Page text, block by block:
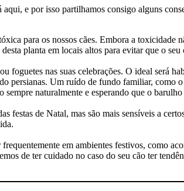
e por isso partilhamos consigo alguns
para os nossos cães. Embora a
planta em locais altos para evitar que o seu
foguetes nas suas celebrações. O ideal será
persianas. Um ruído de fundo familiar, como
naturalmente e esperando que o barulho
festas de Natal, mas são mais sensíveis a
em ambientes festivos, como
de ter cuidado no caso do seu cão ter